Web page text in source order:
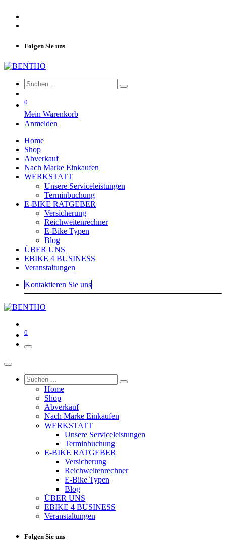
Folgen Sie uns
0
Mein Warenkorb
Anmelden
Home
Shop
Abverkauf
Nach Marke Einkaufen
WERKSTATT
Unsere Serviceleistungen
Terminbuchung
E-BIKE RATGEBER
Versicherung
Reichweitenrechner
E-Bike Typen
Blog
ÜBER UNS
EBIKE 4 BUSINESS
Veranstaltungen
Kontaktieren Sie uns
0
Home
Shop
Abverkauf
Nach Marke Einkaufen
WERKSTATT
Unsere Serviceleistungen
Terminbuchung
E-BIKE RATGEBER
Versicherung
Reichweitenrechner
E-Bike Typen
Blog
ÜBER UNS
EBIKE 4 BUSINESS
Veranstaltungen
Folgen Sie uns